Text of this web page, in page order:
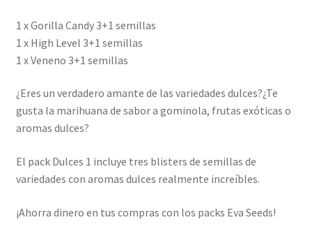
1 x Gorilla Candy 3+1 semillas
1 x High Level 3+1 semillas
1 x Veneno 3+1 semillas
¿Eres un verdadero amante de las variedades dulces?¿Te
gusta la marihuana de sabor a gominola, frutas exóticas o
aromas dulces?
El pack Dulces 1 incluye tres blisters de semillas de
variedades con aromas dulces realmente increíbles.
¡Ahorra dinero en tus compras con los packs Eva Seeds!